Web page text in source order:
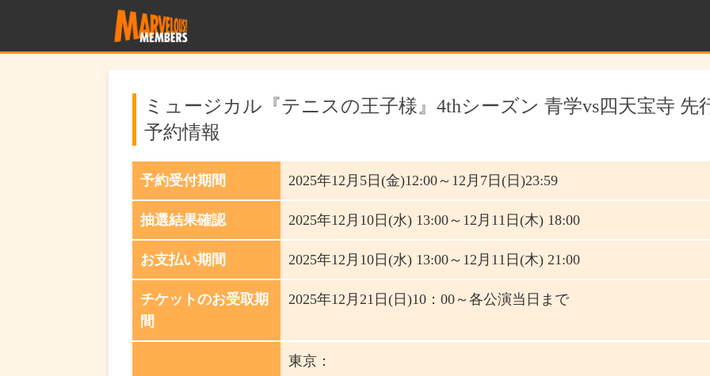
ミュージカル『テニスの王子様』4thシーズン 青学vs四天宝寺 先
予約情報
予約受付期間 2025年12月5日(金)12:00～12月7日(日)23:59
抽選結果確認 2025年12月10日(水) 13:00～12月11日(木) 18:00
お支払い期間 2025年12月10日(水) 13:00～12月11日(木) 21:00
チケットのお受取期
間
2025年12月21日(日)10：00～各公演当日まで
東京：